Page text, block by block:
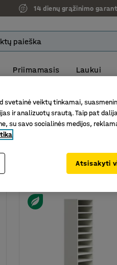
14 dienų grąžinimo
Priimamasis Laukui
ekspozicija ir užsakymų
Pašto rūšiavimo spintelės
svetainė veiktų tinkamai,
ir analizuotų srautą. Taip pat
su savo socialinės medijos,
Atsisakyti